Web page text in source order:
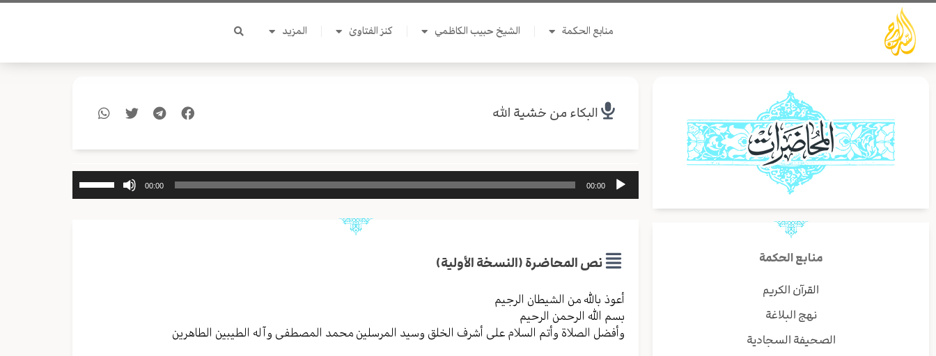
تخطي
المحتوى
منابع الحكمة الشيخ حبيب الكاظمي كنز الفتاوىٰ المزيد
منابع الحكمة
القرآن الكريم
نهج البلاغة
الصحيفة السجادية
البكاء من خشية الله
مشغل
00:00
00:00
نص المحاضرة (النسخة الأولية)
أعوذ بالله من الشیطان الرجیم
بسم الله الرحمن الرحیم
وأفضل الصلاة وأتم السلام علی أشرف الخلق وسید المرسلین محمد المصطفی وآله الطیبین الطاهرین